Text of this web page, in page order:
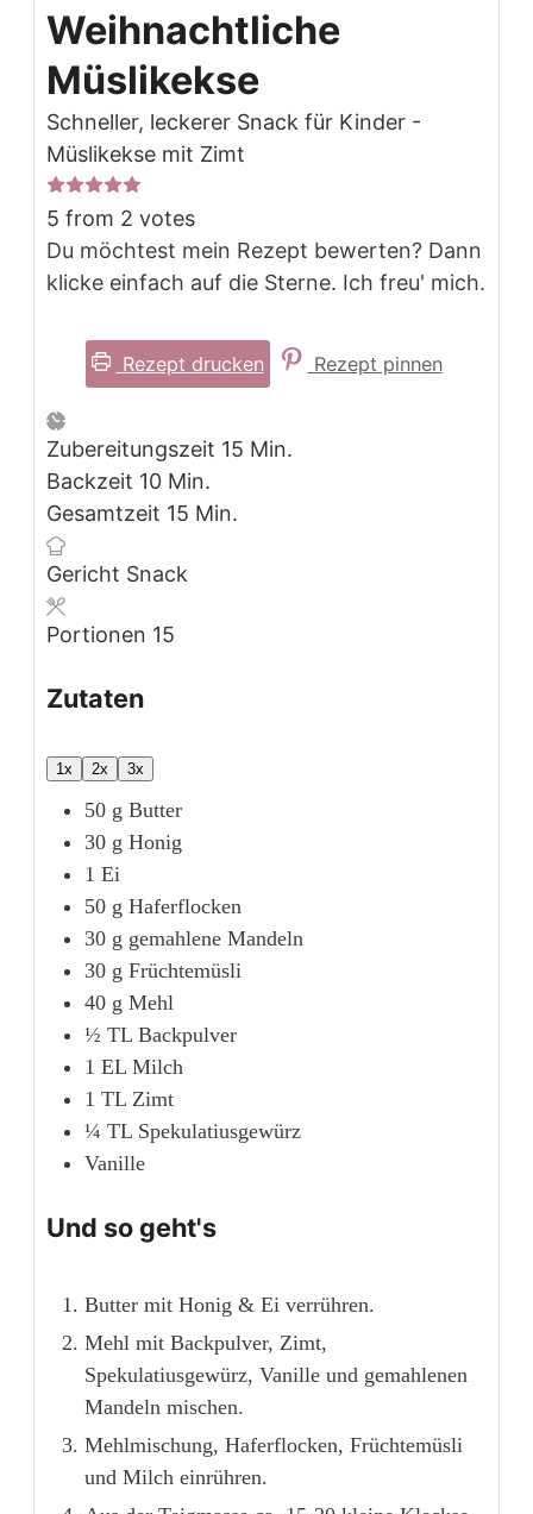
Weihnachtliche
Müslikekse
Schneller, leckerer Snack für Kinder -
Müslikekse mit Zimt
5 from 2 votes
Du möchtest mein Rezept bewerten? Dann
klicke einfach auf die Sterne. Ich freu' mich.
Rezept drucken Rezept pinnen
Zubereitungszeit 15 Minuten
Min.
Backzeit 10Minuten
Min.
Gesamtzeit 15 Minuten
Min.
Gericht Snack
Portionen 15
Zutaten
1x 2x 3x
50 g Butter
30 g Honig
1 Ei
50 g Haferflocken
30 g gemahlene Mandeln
30 g Früchtemüsli
40 g Mehl
½ TL Backpulver
1 EL Milch
1 TL Zimt
¼ TL Spekulatiusgewürz
Vanille
Und so geht's
Butter mit Honig & Ei verrühren.
Mehl mit Backpulver, Zimt,
Spekulatiusgewürz, Vanille und gemahlenen
Mandeln mischen.
Mehlmischung, Haferflocken, Früchtemüsli
und Milch einrühren.